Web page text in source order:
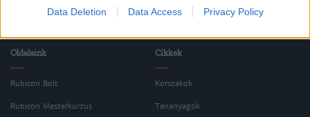
Data Deletion Data Access Privacy Policy
Oldalaink
Rubicon Bolt
Rubicon Mesterkurzus
Cikkek
Korszakok
Tananyagok